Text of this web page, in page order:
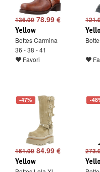
136.00 78.99 €
Yellow
Bottes Carmina
36 - 38 - 41
Favori
-47%
161.00 84.99 €
Yellow
-